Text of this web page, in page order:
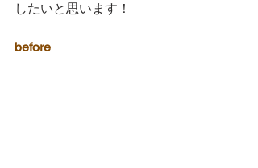
したいと思います！
before